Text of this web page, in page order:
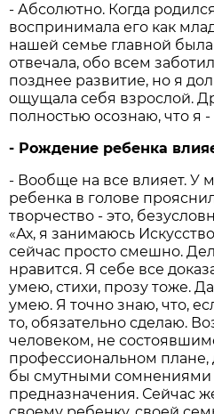
- Абсолютно. Когда
воспринимала его как
нашей семье главной
отвечала, обо всем
позднее развитие, но я
ощущала себя взрослой.
полностью осознаю, что я
- Рождение ребенка
- Вообще на все влияет. У
ребенка в голове
творчество - это,
«Ах, я занимаюсь
сейчас просто смешно.
нравится. Я себе все
умею, стихи, прозу тоже.
умею. Я точно знаю, что,
то, обязательно сделаю.
человеком, не
профессиональном плане,
бы смутными сомнениями
предназначения. Сейчас